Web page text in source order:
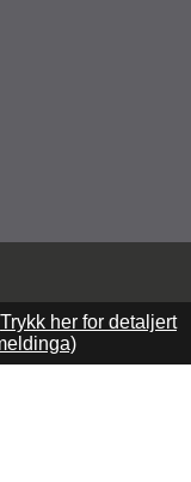
Trykk her for detaljert